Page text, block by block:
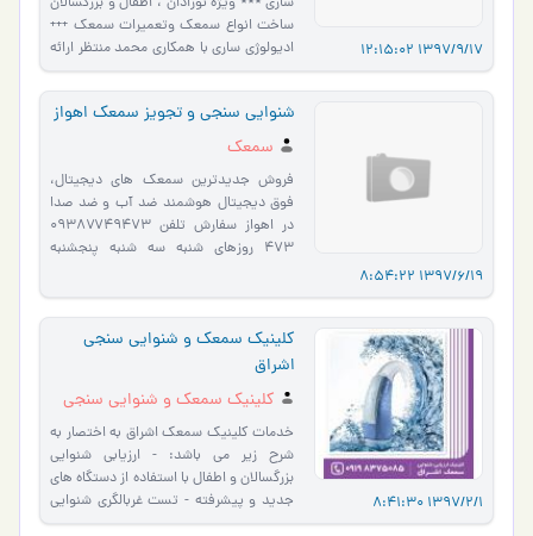
1397/9/17 12:15:02
ساخت انواع سمعک وتعمیرات سمعک +++
ادیولوژی ساری با همکاری محمد منتظر ارائه
دهنده کلی…
1397/6/19 8:54:22
شنوایی سنجی و تجویز سمعک اهواز
سمعک
فروش جدیدترین سمعک های دیجیتال،
فوق دیجیتال هوشمند ضد آب و ضد صدا
در اهواز سفارش تلفن ۰۹۳۸۷۷۴۹۴۷۳
۴۷۳ روزهای شنبه سه شنبه پنجشنبه
1397/2/1 8:41:30
کلینیک سمعک و شنوایی سنجی
اشراق
کلینیک سمعک و شنوایی سنجی
اشراق
خدمات کلینیک سمعک اشراق به اختصار به
شرح زیر می باشد: - ارزیابی شنوایی
بزرگسالان و اطفال با استفاده از دستگاه های
جدید و پیشرفته - تست غربالگری شنوایی
نوزادان و اطفال (…